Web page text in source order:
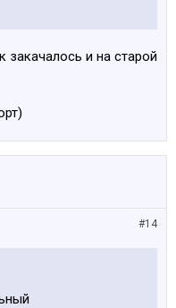
закачалось и на старой
#14